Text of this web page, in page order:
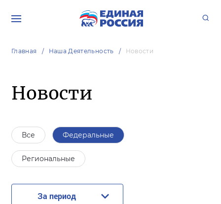
Главная Наша Деятельность Новости
Новости
Все Федеральные
Региональные
За период